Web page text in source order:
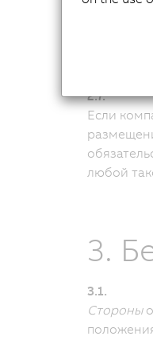
или
2.7.
Если
любой
3.
3.1.
Стороны